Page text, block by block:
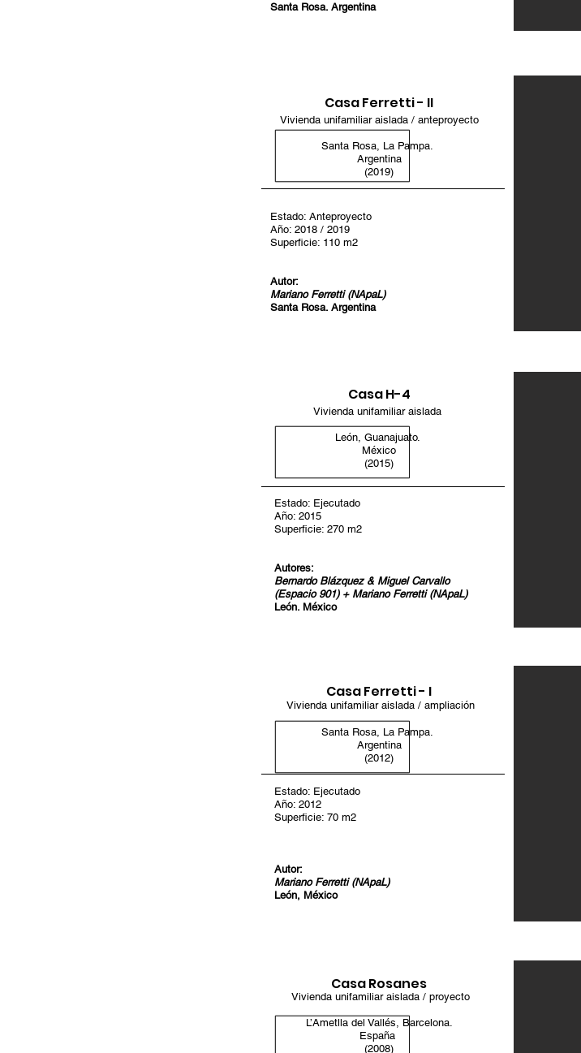
Santa Rosa. Argentina
Estado: Anteproyecto
Año: 2018 / 2019
Superficie: 110 m2
Autor:
Mariano Ferretti (NApaL)
Santa Rosa. Argentina
Casa Ferretti - II
Vivienda unifamiliar aislada / anteproyecto
Santa Rosa, La Pampa.
Argentina
(2019)
Casa H-4
Vivienda unifamiliar aislada
León, Guanajuato.
México
(2015)
Estado: Ejecutado
Año: 2015
Superficie: 270 m2
Autores:
Bernardo Blázquez & Miguel Carvallo
(Espacio 901) + Mariano Ferretti (NApaL)
León. México
Casa Ferretti - I
Vivienda unifamiliar aislada / ampliación
Santa Rosa, La Pampa.
Argentina
(2012)
Estado: Ejecutado
Año: 2012
Superficie: 70 m2
Autor:
Mariano Ferretti (NApaL)
León, México
Casa Rosanes
Vivienda unifamiliar aislada / proyecto
L’Ametlla del Vallés, Barcelona.
España
(2008)